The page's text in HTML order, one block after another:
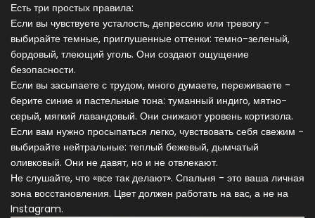
Есть три простых правила:
Если вы чувствуете усталость, депрессию или тревогу -
выбирайте темные, приглушенные оттенки: темно-зеленый,
бордовый, тлеющий уголь. Они создают ощущение
безопасности.
Если вы засыпаете с трудом, много думаете, переживаете -
берите синие и пастельные тона: туманный индиго, мятно-
серый, мягкий лавандовый. Они снижают уровень кортизола.
Если вам нужно просыпаться легко, чувствовать себя свежим -
выбирайте нейтральные: теплый бежевый, дымчатый
оливковый. Они не давят, но и не отвлекают.
Не слушайте, что «все так делают». Спальня - это ваша личная
зона восстановления. Цвет должен работать на вас, а не на
Instagram.